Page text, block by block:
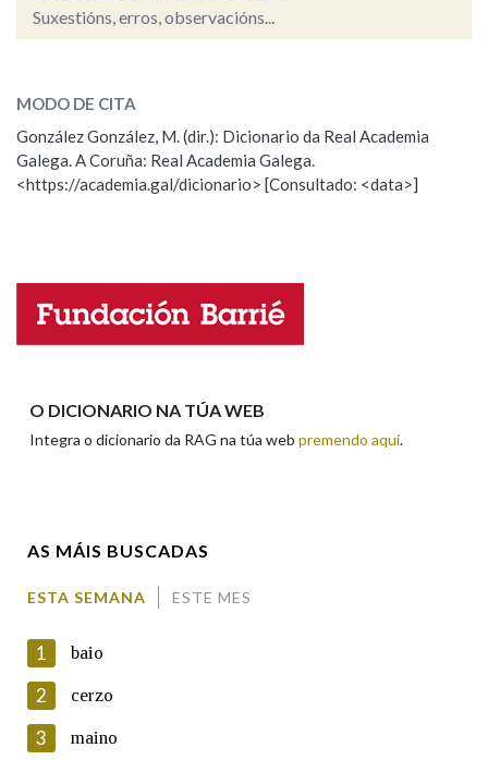
LIMPAR
Suxestións, erros, observacións...
ESCOLLE UNHA OPCIÓN:
Observación Hai un erro na palabra
Propoño mellorar a definición
Nome
En cumprimento da normativa vixente en materia de
MODO DE CITA
González González, M. (dir.): Dicionario da Real Academia
Galega. A Coruña: Real Academia Galega.
<https://academia.gal/dicionario> [Consultado: <data>]
O DICIONARIO NA TÚA WEB
Integra o dicionario da RAG na túa web premendo aquí.
AS MÁIS BUSCADAS
ESTA SEMANA ESTE MES
1 baio
2 cerzo
3 maino